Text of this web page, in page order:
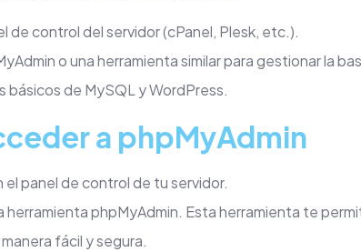
de control del servidor (cPanel, Plesk, etc.).
o una herramienta similar para gestionar la
básicos de MySQL y WordPress.
a phpMyAdmin
el panel de control de tu servidor.
herramienta phpMyAdmin. Esta herramienta te
fácil y segura.